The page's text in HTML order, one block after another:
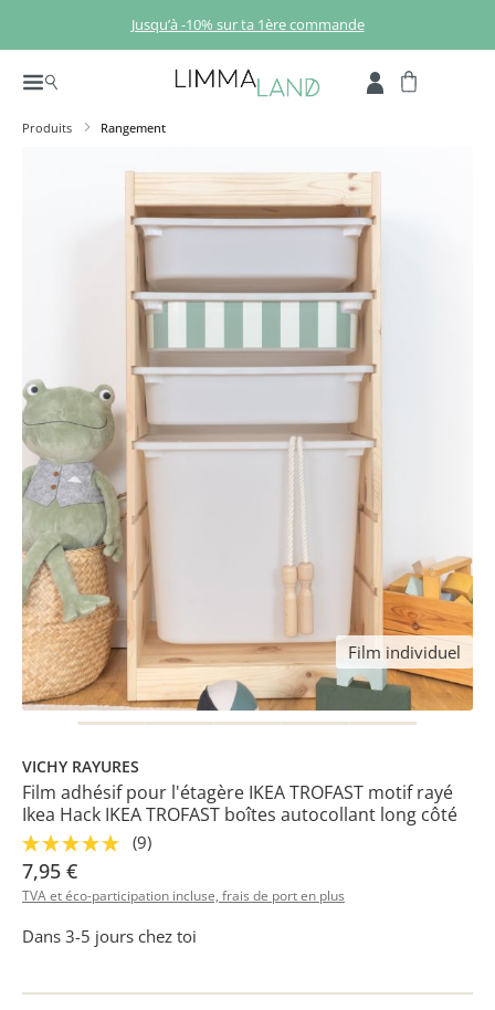
Passer au contenu principalJusqu’à -10% sur ta 1ère commande
Produits Rangement
Film individuel
VICHY RAYURES
Film adhésif pour l'étagère IKEA TROFAST motif rayé
Ikea Hack IKEA TROFAST boîtes autocollant long côté
(9)
7,95 €
TVA et éco-participation incluse, frais de port en plus
Dans 3-5 jours chez toi